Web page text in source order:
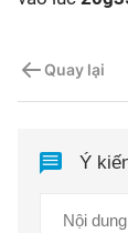
Quay lại
Ý